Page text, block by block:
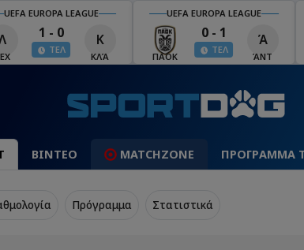
UEFA EUROPA LEAGUE
1 - 0
ΤΕΛ
Κ
ΚΛΆ
UEFA EUROPA LEAGUE
ΠΑΟΚ
0 - 1
ΤΕΛ
Ά
ΆΝΤ
ΒΙΝΤΕΟ MATCHZONE ΠΡΟΓΡΑΜΜΑ
Πρόγραμμα Στατιστικά